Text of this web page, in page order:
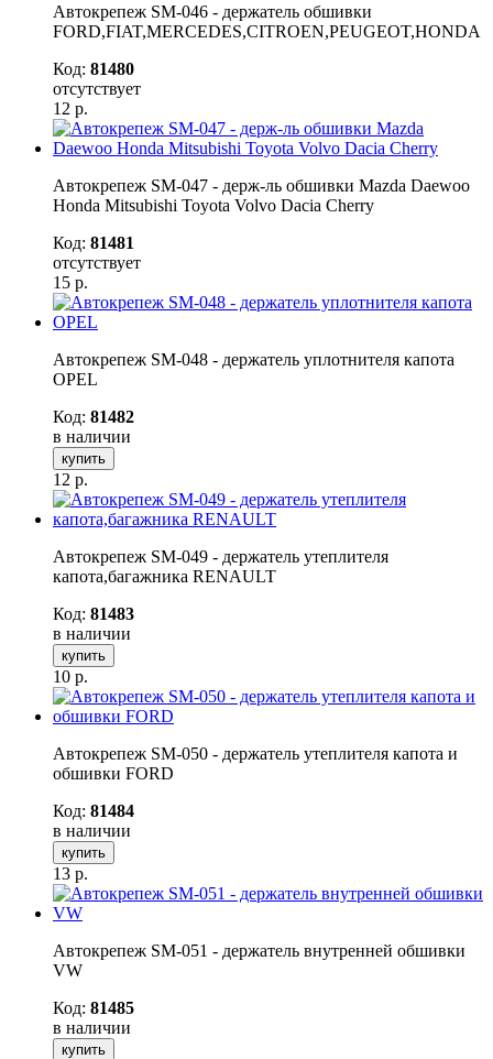
Автокрепеж SM-046 - держатель обшивки
FORD,FIAT,MERCEDES,CITROEN,PEUGEOT,HONDA
Код: 81480
отсутствует
12 р.
Автокрепеж SM-047 - держ-ль обшивки Mazda Daewoo
Honda Mitsubishi Toyota Volvo Dacia Cherry
Код: 81481
отсутствует
15 р.
Автокрепеж SM-048 - держатель уплотнителя капота
OPEL
Код: 81482
в наличии
купить
12 р.
Автокрепеж SM-049 - держатель утеплителя
капота,багажника RENAULT
Код: 81483
в наличии
купить
10 р.
Автокрепеж SM-050 - держатель утеплителя капота и
обшивки FORD
Код: 81484
в наличии
купить
13 р.
Автокрепеж SM-051 - держатель внутренней обшивки
VW
Код: 81485
в наличии
купить